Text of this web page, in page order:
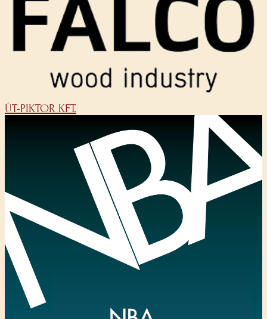
ÚT-PIKTOR KFT.